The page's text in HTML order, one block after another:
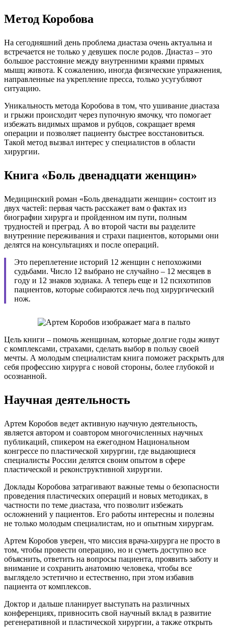
Метод Коробова
На сегодняшний день проблема диастаза очень актуальна и
встречается не только у девушек после родов. Диастаз – это
большое расстояние между внутренними краями прямых
мышц живота. К сожалению, иногда физические упражнения,
направленные на укрепление пресса, только усугубляют
ситуацию.
Уникальность метода Коробова в том, что ушивание диастаза
и грыжи происходит через пупочную ямочку, что помогает
избежать видимых шрамов и рубцов, сокращает время
операции и позволяет пациенту быстрее восстановиться.
Такой метод вызвал интерес у специалистов в области
хирургии.
Книга «Боль двенадцати женщин»
Медицинский роман «Боль двенадцати женщин» состоит из
двух частей: первая часть расскажет вам о фактах из
биографии хирурга и пройденном им пути, полным
трудностей и преград. А во второй части вы разделите
внутренние переживания и страхи пациентов, которыми они
делятся на консультациях и после операций.
Это переплетение историй 12 женщин с непохожими
судьбами. Число 12 выбрано не случайно – 12 месяцев в
году и 12 знаков зодиака. А теперь еще и 12 психотипов
пациентов, которые собираются лечь под хирургический
нож.
Цель книги – помочь женщинам, которые долгие годы живут
с комплексами, страхами, сделать выбор в пользу своей
мечты. А молодым специалистам книга поможет раскрыть для
себя профессию хирурга с новой стороны, более глубокой и
осознанной.
Научная деятельность
Артем Коробов ведет активную научную деятельность,
является автором и соавтором многочисленных научных
публикаций, спикером на ежегодном Национальном
конгрессе по пластической хирургии, где выдающиеся
специалисты России делятся своим опытом в сфере
пластической и реконструктивной хирургии.
Доклады Коробова затрагивают важные темы о безопасности
проведения пластических операций и новых методиках, в
частности по теме диастаза, что позволит избежать
осложнений у пациентов. Его работы интересны и полезны
не только молодым специалистам, но и опытным хирургам.
Артем Коробов уверен, что миссия врача-хирурга не просто в
том, чтобы провести операцию, но и суметь доступно все
объяснить, ответить на вопросы пациента, проявить заботу и
внимание и сохранить анатомию человека, чтобы все
выглядело эстетично и естественно, при этом избавив
пациента от комплексов.
Доктор и дальше планирует выступать на различных
конференциях, привносить свой научный вклад в развитие
регенеративной и пластической хирургии, а также открыть